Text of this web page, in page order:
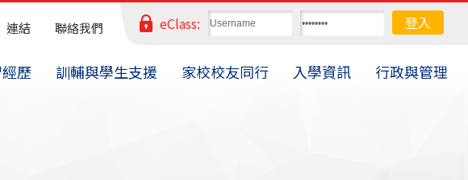
eClass:
連結 聯絡我們
歷 訓輔與學生支援 家校校友同行 入學資訊 行政與管理